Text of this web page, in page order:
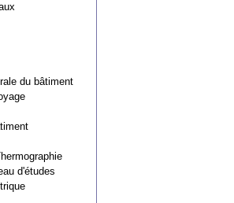
du bâtiment
d'études